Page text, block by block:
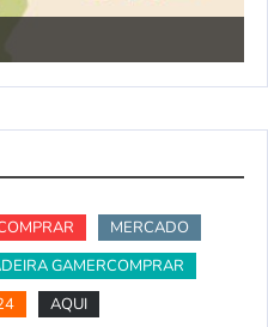
MERCADO
GAMERCOMPRAR
AQUI